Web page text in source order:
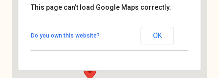
Voir Évènements
This page can't load Google Maps correctly.
Do you own this website? OK